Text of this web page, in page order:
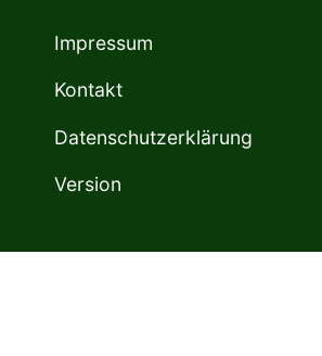
Impressum
Kontakt
Datenschutzerklärung
Version